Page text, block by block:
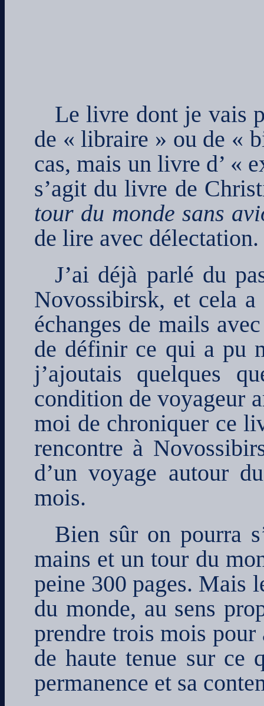
Le livre dont je vais
de « libraire » ou de «
cas, mais un livre d’ «
s’agit du livre de
tour du monde sans
de lire avec délectation.
J’ai déjà parlé du
Novossibirsk, et cela
échanges de mails
de définir ce qui a pu
j’ajoutais quelques
condition de voyageur
moi de chroniquer ce
rencontre à
d’un voyage autour
mois.
Bien sûr on pourra
mains et un tour du
peine 300 pages. Mais
du monde, au sens
prendre trois mois
de haute tenue sur ce
permanence et sa